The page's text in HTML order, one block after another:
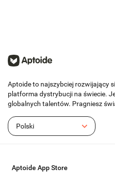
Aptoide to najszybciej rozwijający
platforma dystrybucji na świecie.
globalnych talentów. Pragniesz
Polski
Aptoide App Store